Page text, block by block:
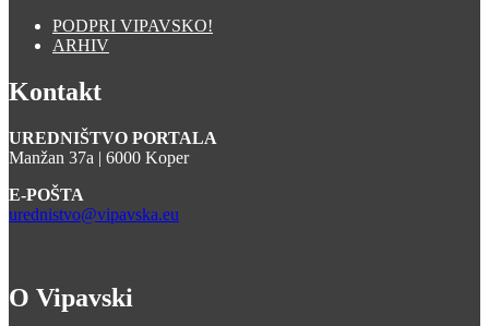
PODPRI VIPAVSKO!
ARHIV
Kontakt
UREDNIŠTVO PORTALA
Manžan 37a | 6000 Koper
E-POŠTA
urednistvo@vipavska.eu
O Vipavski